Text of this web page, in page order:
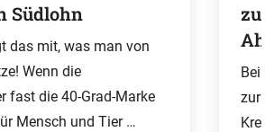
Südlohn
das mit, was man von
Wenn die
fast die 40-Grad-Marke
Mensch und Tier …
Bei
zur